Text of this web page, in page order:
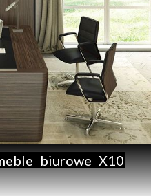
biurowe X10